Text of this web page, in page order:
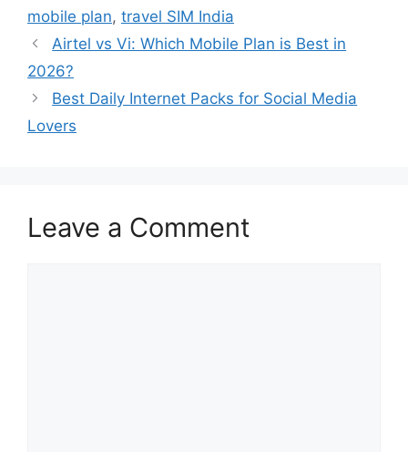
mobile plan, travel SIM India
Airtel vs Vi: Which Mobile Plan is Best in
2026?
Best Daily Internet Packs for Social Media
Lovers
Leave a Comment